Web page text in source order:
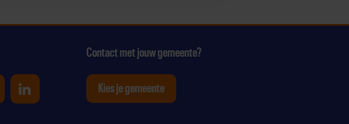
Facebook
op Instagram
Sporten op Youtube
Uniek Sporten op Linkedin
Contact met jouw gemeente?
Kies je gemeente